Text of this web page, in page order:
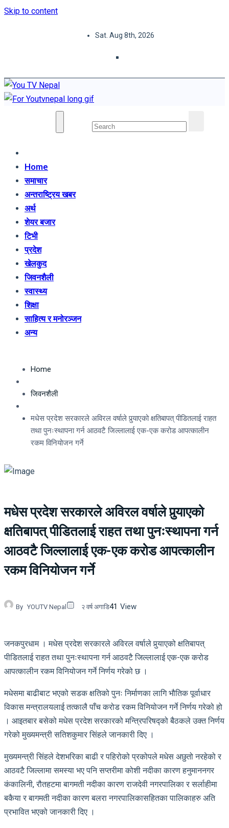
Skip to content
Sat. Aug 8th, 2026
Home
समाचार
अन्तराष्ट्रिय खबर
अर्थ
शेयर बजार
टिभी
प्रदेश
खेलकुद
जिवनशैली
स्वास्थ्य
शिक्षा
साहित्य र मनोरञ्जन
अन्य
Home
जिवनशैली
मधेस प्रदेश सरकारले अविरल वर्षाले पुर्‍याएको क्षतिबापत् पीडितलाई राहत
तथा पुनःस्थापना गर्न आठवटै जिल्लालाई एक-एक करोड आपत्कालीन
रकम विनियोजन गर्ने
मधेस प्रदेश सरकारले अविरल वर्षाले पुर्‍याएको
क्षतिबापत् पीडितलाई राहत तथा पुनःस्थापना गर्न
आठवटै जिल्लालाई एक-एक करोड आपत्कालीन
रकम विनियोजन गर्ने
By YOUTV Nepal २ वर्ष अगाडि41 View
जनकपुरधाम । मधेस प्रदेश सरकारले अविरल वर्षाले पुर्‍याएको क्षतिबापत्
पीडितलाई राहत तथा पुनःस्थापना गर्न आठवटै जिल्लालाई एक-एक करोड
आपत्कालीन रकम विनियोजन गर्ने निर्णय गरेको छ ।
मधेसमा बाढीबाट भएको सडक क्षतिको पुनः निर्माणका लागि भौतिक पूर्वाधार
विकास मन्त्रालयलाई तत्कालै पाँच करोड रकम विनियोजन गर्ने निर्णय गरेको हो
। आइतबार बसेको मधेस प्रदेश सरकारको मन्त्रिपरिषद्को बैठकले उक्त निर्णय
गरेको मुख्यमन्त्री सतिशकुमार सिंहले जानकारी दिए ।
मुख्यमन्त्री सिंहले देशभरिका बाढी र पहिरोको प्रकोपले मधेस अछुतो नरहेको र
आठवटै जिल्लामा समस्या भए पनि सप्तरीमा कोशी नदीका कारण हनुमाननगर
कंकालिनी, रौतहटमा बागमती नदीका कारण राजदेवी नगरपालिका र सर्लाहीमा
बकैया र बागमती नदीका कारण बलरा नगरपालिकासहितका पालिकाहरु अति
प्रभावित भएको जानकारी दिए ।